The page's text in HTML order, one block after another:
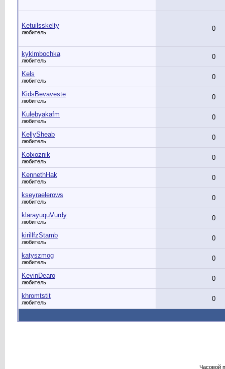
Ketuilsskelty
любитель 0
kyklmbochka
любитель 0
Kels
любитель 0
KidsBevaveste
любитель 0
Kulebyakafm
любитель 0
KellySheab
любитель 0
Kolxoznik
любитель 0
KennethHak
любитель 0
kseyraelerows
любитель 0
klarayuquVurdy
любитель 0
kirillfzStamb
любитель 0
katyszmog
любитель 0
KevinDearo
любитель 0
khromtstit
любитель 0
Часовой